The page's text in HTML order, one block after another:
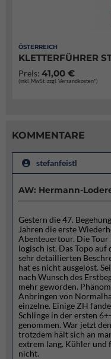
ÖSTERREICH
KLETTERFÜHRER
Preis: 41,00 €
(inkl. MwSt. zzgl. Versandkosten*)
KOMMENTARE
stefanfeistl
AW: Hermann-
Gestern die 47.
Jahren die erste
Abenteuertour. Die Tour
logisch ist. Das Topo
sehr detaillierten
hat es nicht ausgelöst.
nach Wunsch des
mehr geworden.
Anbringen von
einzelne. Einige ZH
Schlinge in der ersten
genommen. War jetzt
trotzdem hält sich an
extrem lang. Kühler und
nicht.